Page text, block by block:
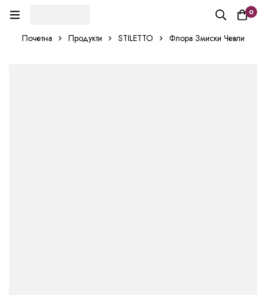
0
Почетна Продукти STILETTO Флора Змиски Чевли